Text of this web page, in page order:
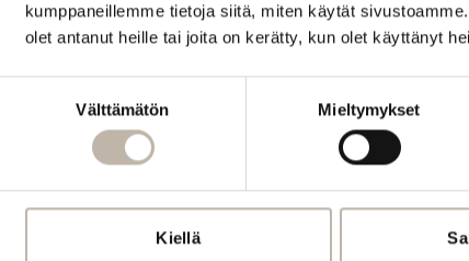
kumppaneillemme tietoja siitä, miten käytät
olet antanut heille tai joita on kerätty, kun olet käyttänyt
Välttämätön Mieltymykset
Kiellä
MENU
Etusivu
Uutuudet